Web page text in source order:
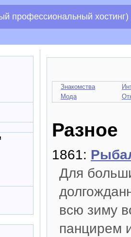
профессиональный хостинг)
Знакомства
Мода
Разное
1861:
Для
всю зиму
панцирем